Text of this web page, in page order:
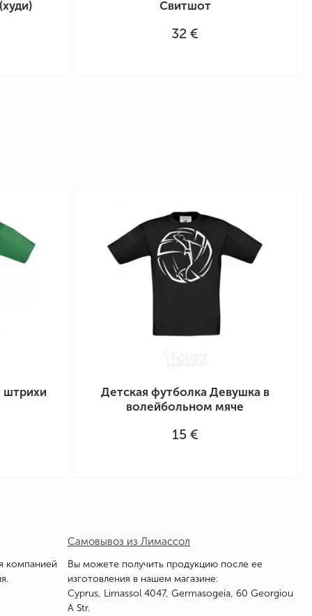
Свитшот
32 €
штрихи
Детская футболка Девушка в
волейбольном мяче
15 €
компанией
Самовывоз из Лимассол
Вы можете получить продукцию после ее
изготовления в нашем магазине:
Cyprus, Limassol 4047, Germasogeia, 60 Georgiou
A Str.